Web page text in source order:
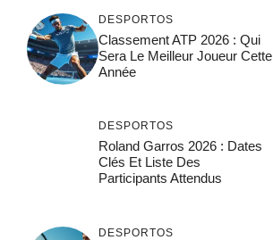
DESPORTOS
Classement ATP 2026 : Qui
Sera Le Meilleur Joueur Cette
Année
DESPORTOS
Roland Garros 2026 : Dates
Clés Et Liste Des
Participants Attendus
DESPORTOS